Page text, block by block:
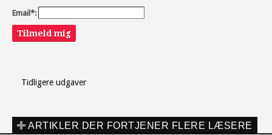
Email*:
Tilmeld mig
Tidligere udgaver
ARTIKLER DER FORTJENER FLERE LÆSERE